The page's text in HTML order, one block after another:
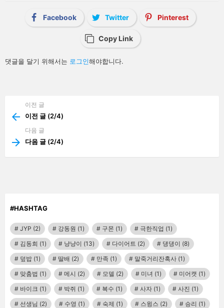
Facebook Twitter Pinterest
Copy Link
답
글
댓글을 달기 위해서는 로그인해야합니다.
more
이전 글
이전 글 (2/4)
다음 글
다음 글 (2/4)
#HASHTAG
JYP (2) 강동원 (1) 구몬 (1) 극한직업 (1)
김동희 (1) 냥냥이 (13) 다이어트 (2) 댕댕이 (8)
덮밥 (1) 딸배 (2) 만족 (1) 말죽거리잔혹사 (1)
맞춤법 (1) 메시 (2) 모델 (2) 미녀 (1) 미어캣 (1)
바이크 (1) 박쥐 (1) 복수 (1) 사자 (1) 사진 (1)
선생님 (2) 수영 (1) 숙제 (1) 스윙스 (2) 승리 (1)